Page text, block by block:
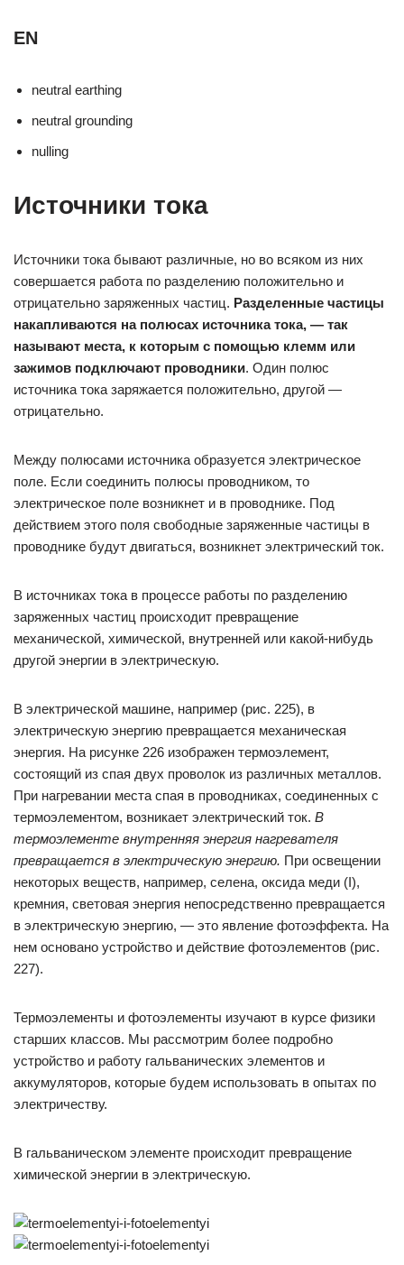
EN
neutral earthing
neutral grounding
nulling
Источники тока
Источники тока бывают различные, но во всяком из них
совершается работа по разделению положительно и
отрицательно заряженных частиц. Разделенные частицы
накапливаются на полюсах источника тока, — так
называют места, к которым с помощью клемм или
зажимов подключают проводники. Один полюс
источника тока заряжается положительно, другой —
отрицательно.
Между полюсами источника образуется электрическое
поле. Если соединить полюсы проводником, то
электрическое поле возникнет и в проводнике. Под
действием этого поля свободные заряженные частицы в
проводнике будут двигаться, возникнет электрический ток.
В источниках тока в процессе работы по разделению
заряженных частиц происходит превращение
механической, химической, внутренней или какой-нибудь
другой энергии в электрическую.
В электрической машине, например (рис. 225), в
электрическую энергию превращается механическая
энергия. На рисунке 226 изображен термоэлемент,
состоящий из спая двух проволок из различных металлов.
При нагревании места спая в проводниках, соединенных с
термоэлементом, возникает электрический ток. В
термоэлементе внутренняя энергия нагревателя
превращается в электрическую энергию. При освещении
некоторых веществ, например, селена, оксида меди (I),
кремния, световая энергия непосредственно превращается
в электрическую энергию, — это явление фотоэффекта. На
нем основано устройство и действие фотоэлементов (рис.
227).
Термоэлементы и фотоэлементы изучают в курсе физики
старших классов. Мы рассмотрим более подробно
устройство и работу гальванических элементов и
аккумуляторов, которые будем использовать в опытах по
электричеству.
В гальваническом элементе происходит превращение
химической энергии в электрическую.